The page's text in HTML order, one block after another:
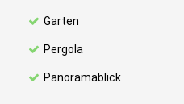
Garten
Pergola
Panoramablick